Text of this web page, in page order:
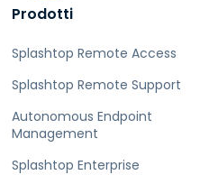
Prodotti
Splashtop Remote Access
Splashtop Remote Support
Autonomous Endpoint
Management
Splashtop Enterprise